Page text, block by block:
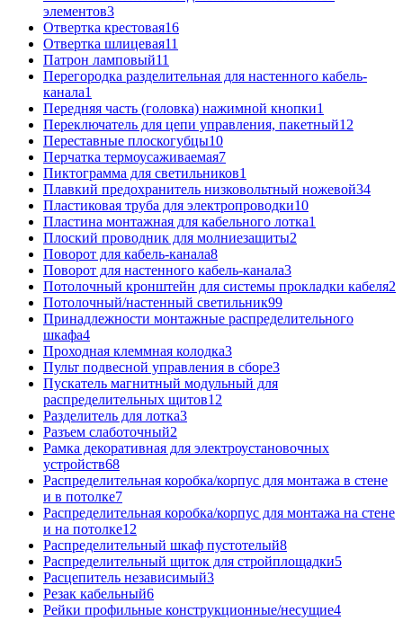
элементов3
Отвертка крестовая16
Отвертка шлицевая11
Патрон ламповый11
Перегородка разделительная для настенного кабель-
канала1
Передняя часть (головка) нажимной кнопки1
Переключатель для цепи управления, пакетный12
Переставные плоскогубцы10
Перчатка термоусаживаемая7
Пиктограмма для светильников1
Плавкий предохранитель низковольтный ножевой34
Пластиковая труба для электропроводки10
Пластина монтажная для кабельного лотка1
Плоский проводник для молниезащиты2
Поворот для кабель-канала8
Поворот для настенного кабель-канала3
Потолочный кронштейн для системы прокладки кабеля2
Потолочный/настенный светильник99
Принадлежности монтажные распределительного
шкафа4
Проходная клеммная колодка3
Пульт подвесной управления в сборе3
Пускатель магнитный модульный для
распределительных щитов12
Разделитель для лотка3
Разъем слаботочный2
Рамка декоративная для электроустановочных
устройств68
Распределительная коробка/корпус для монтажа в стене
и в потолке7
Распределительная коробка/корпус для монтажа на стене
и на потолке12
Распределительный шкаф пустотелый8
Распределительный щиток для стройплощадки5
Расцепитель независимый3
Резак кабельный6
Рейки профильные конструкционные/несущие4